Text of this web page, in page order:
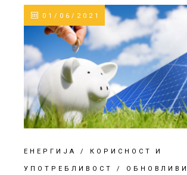
01/06/2021
ЕНЕРГИЈА / КОРИСНОСТ И
УПОТРЕБЛИВОСТ /